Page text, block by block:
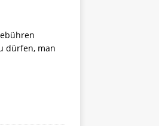
dürfen, man